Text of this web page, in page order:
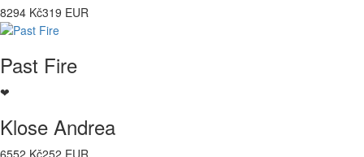
8294 Kč319 EUR
Past Fire
❤
Klose Andrea